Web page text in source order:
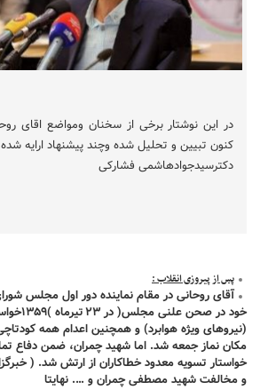
در این نوشتار برخی از سخنان ومواضع اقای
کنون تبیین و تحلیل شده وچند پیشنهاد ارایه
دکترسیدجوادهاشمی فشارکی
پس از پیروزی انقلاب :
آقای روحانی در مقام نماینده دور اول مجلس
خود در صحن علنی مجلس( در ۲۳
(نیروهای ویژه هوابرد) و همچنین اعدام همه
مکان نماز جمعه شد. اما شهید چمران، ضمن دفاع
خواستار تسویه معدود خطاکاران از ارتش شد. (
و مخالفت شهید مصطفی چمران و …. نهایتا